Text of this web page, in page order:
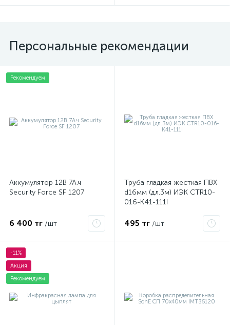
Персональные рекомендации
Рекомендуем
Аккумулятор 12В 7А.ч
Security Force SF 1207
6 400 тг /шт
Труба гладкая жесткая ПВХ
d16мм (дл.3м) ИЭК CTR10-
016-K41-111I
495 тг /шт
-11%
Акция
Рекомендуем